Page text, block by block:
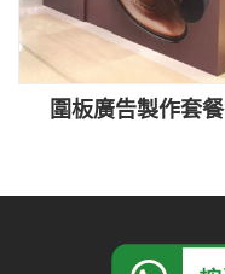
圍板廣告製作套餐